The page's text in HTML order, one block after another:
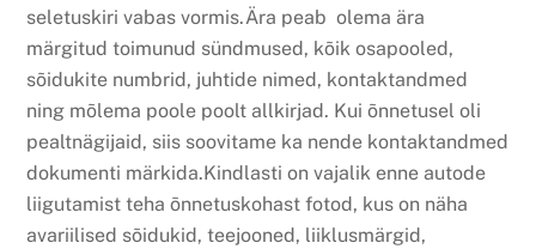
seletuskiri vabas vormis.Ära peab olema ära
märgitud toimunud sündmused, kõik osapooled,
sõidukite numbrid, juhtide nimed, kontaktandmed
ning mõlema poole poolt allkirjad. Kui õnnetusel oli
pealtnägijaid, siis soovitame ka nende kontaktandmed
dokumenti märkida.Kindlasti on vajalik enne autode
liigutamist teha õnnetuskohast fotod, kus on näha
avariilised sõidukid, teejooned, liiklusmärgid,